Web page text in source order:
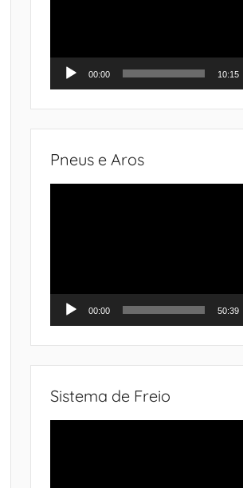
00:00 10:15
Pneus e Aros
00:00 50:39
Sistema de Freio